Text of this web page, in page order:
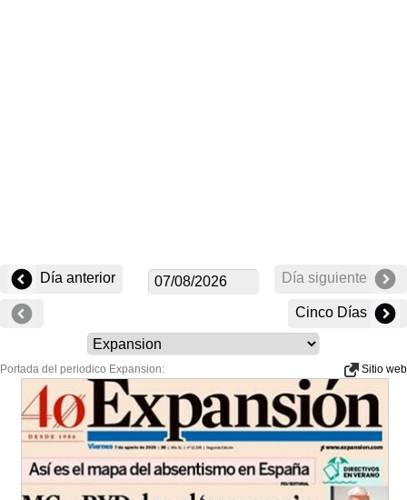
Día anterior Día siguiente
Cinco Días
Portada del periodico Expansion: Sitio web